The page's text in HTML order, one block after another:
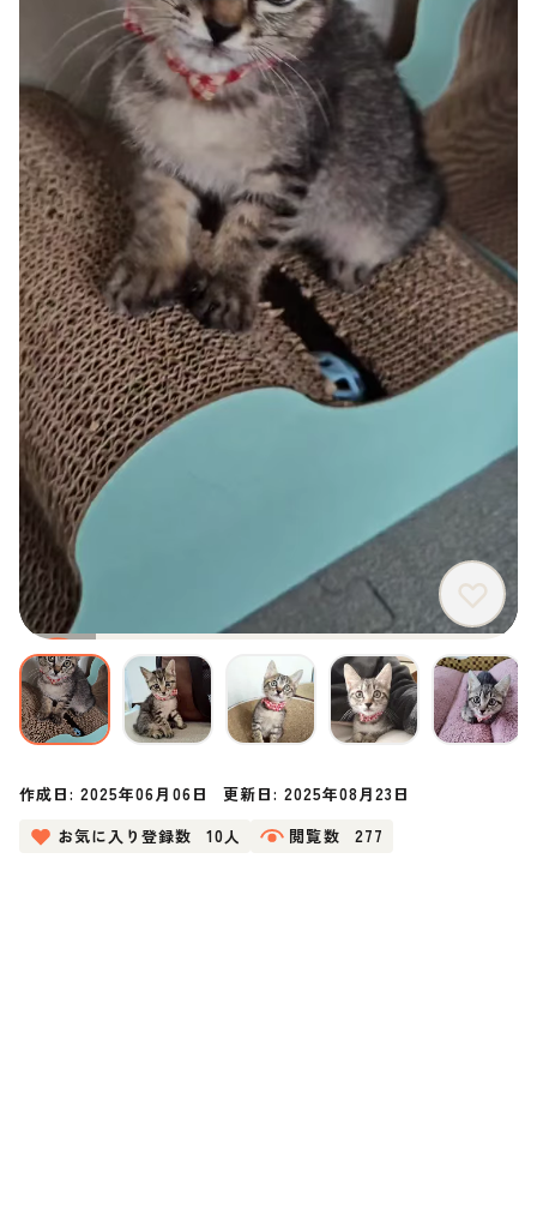
作成日:2025年06月06日 更新日: 2025年08月23日
お気に入り登録数
10人 閲覧数 277